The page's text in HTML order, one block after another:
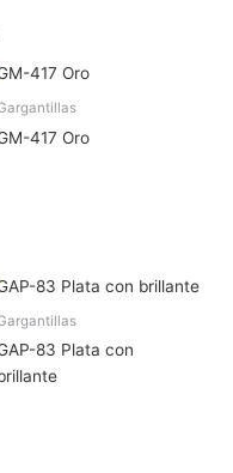
417 Oro
83 Plata con